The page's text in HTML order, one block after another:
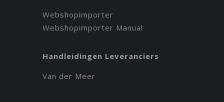
Webshopimporter
Webshopimporter Manual
Handleidingen Leveranciers
Van der Meer